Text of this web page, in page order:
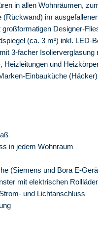
in allen Wohnräumen,
(Rückwand) im
Designer-
(ca. 3 m²) inkl. LED-
3-facher
Heizleitungen und
Einbauküche
in jedem Wohnraum
(Siemens und Bora E-
mit elektrischen
und Lichtanschluss